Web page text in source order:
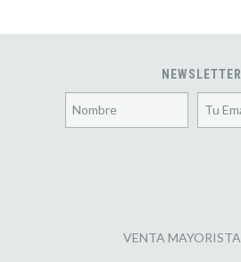
NEWSLETTER
VENTA MAYORISTA